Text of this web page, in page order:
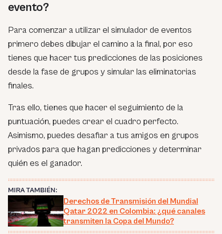
evento?
Para comenzar a utilizar el simulador de eventos
primero debes dibujar el camino a la final, por eso
tienes que hacer tus predicciones de las posiciones
desde la fase de grupos y simular las eliminatorias
finales.
Tras ello, tienes que hacer el seguimiento de la
puntuación, puedes crear el cuadro perfecto.
Asimismo, puedes desafiar a tus amigos en grupos
privados para que hagan predicciones y determinar
quién es el ganador.
MIRA TAMBIÉN:
Derechos de Transmisión del Mundial
Qatar 2022 en Colombia: ¿qué canales
transmiten la Copa del Mundo?